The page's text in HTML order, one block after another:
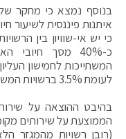
איתנות פיננסית לשיעור
כי יש אי-שוויון בין
כ-40% מסך
לעומת 3.5% ברשויות המשתייכות לחמישון התחתון.
בהיבט ההוצאה על
הממוצעת על שירותים